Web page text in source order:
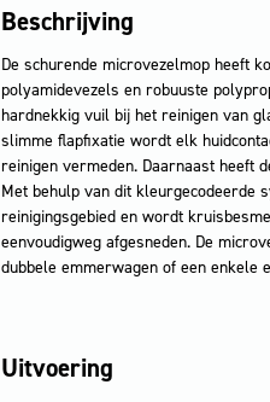
Beschrijving
De schurende microvezelmop heeft
polyamidevezels en robuuste
hardnekkig vuil bij het reinigen van
slimme flapfixatie wordt elk
reinigen vermeden. Daarnaast heeft
Met behulp van dit kleurgecodeerde
reinigingsgebied en wordt
eenvoudigweg afgesneden. De
dubbele emmerwagen of een enkele
Uitvoering